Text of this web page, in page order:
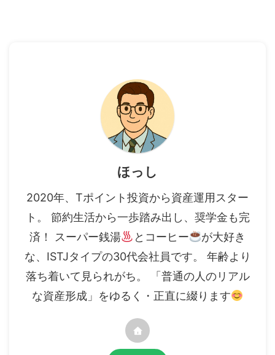
ほっし
2020年、Tポイント投資から資産運用スター
ト。 節約生活から一歩踏み出し、奨学金も完
済！ スーパー銭湯
とコーヒー
が大好き
な、ISTJタイプの30代会社員です。 年齢より
落ち着いて見られがち。 「普通の人のリアル
な資産形成」をゆるく・正直に綴ります